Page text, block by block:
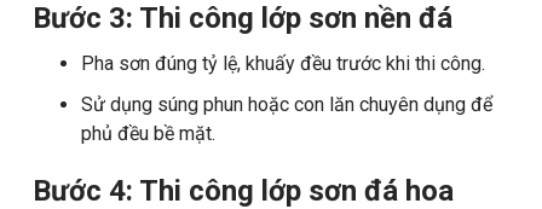
Bước 3: Thi công lớp sơn nền đá
Pha sơn đúng tỷ lệ, khuấy đều trước khi thi công.
Sử dụng súng phun hoặc con lăn chuyên dụng để
phủ đều bề mặt.
Bước 4: Thi công lớp sơn đá hoa